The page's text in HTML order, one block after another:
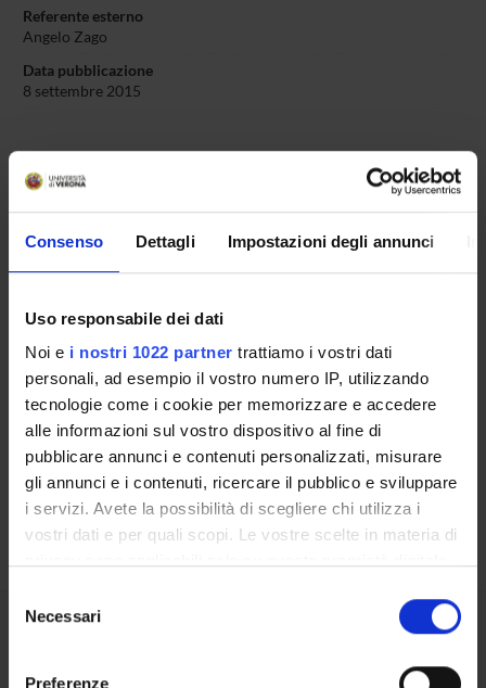
Consenso Dettagli Impostazioni degli annunci
Uso responsabile dei dati
Noi e i nostri 1022 partner trattiamo i vostri dati
personali, ad esempio il vostro numero IP, utilizzando
tecnologie come i cookie per memorizzare e accedere
alle informazioni sul vostro dispositivo al fine di
pubblicare annunci e contenuti personalizzati, misurare
gli annunci e i contenuti, ricercare il pubblico e sviluppare
i servizi. Avete la possibilità di scegliere chi utilizza i
vostri dati e per quali scopi. Le vostre scelte in materia di
modificare o revocare il proprio consenso in qualsiasi
momento dalla Dichiarazione sui cookie o facendo clic
delNecessari
Preferenze
Referente esterno
Angelo Zago
Data pubblicazione
8 settembre 2015
OFFERTA FORMATIVA
DOTTORATI, MASTER E FORMAZIONE SUPERIORE
Persone
Luoghi
Calendario